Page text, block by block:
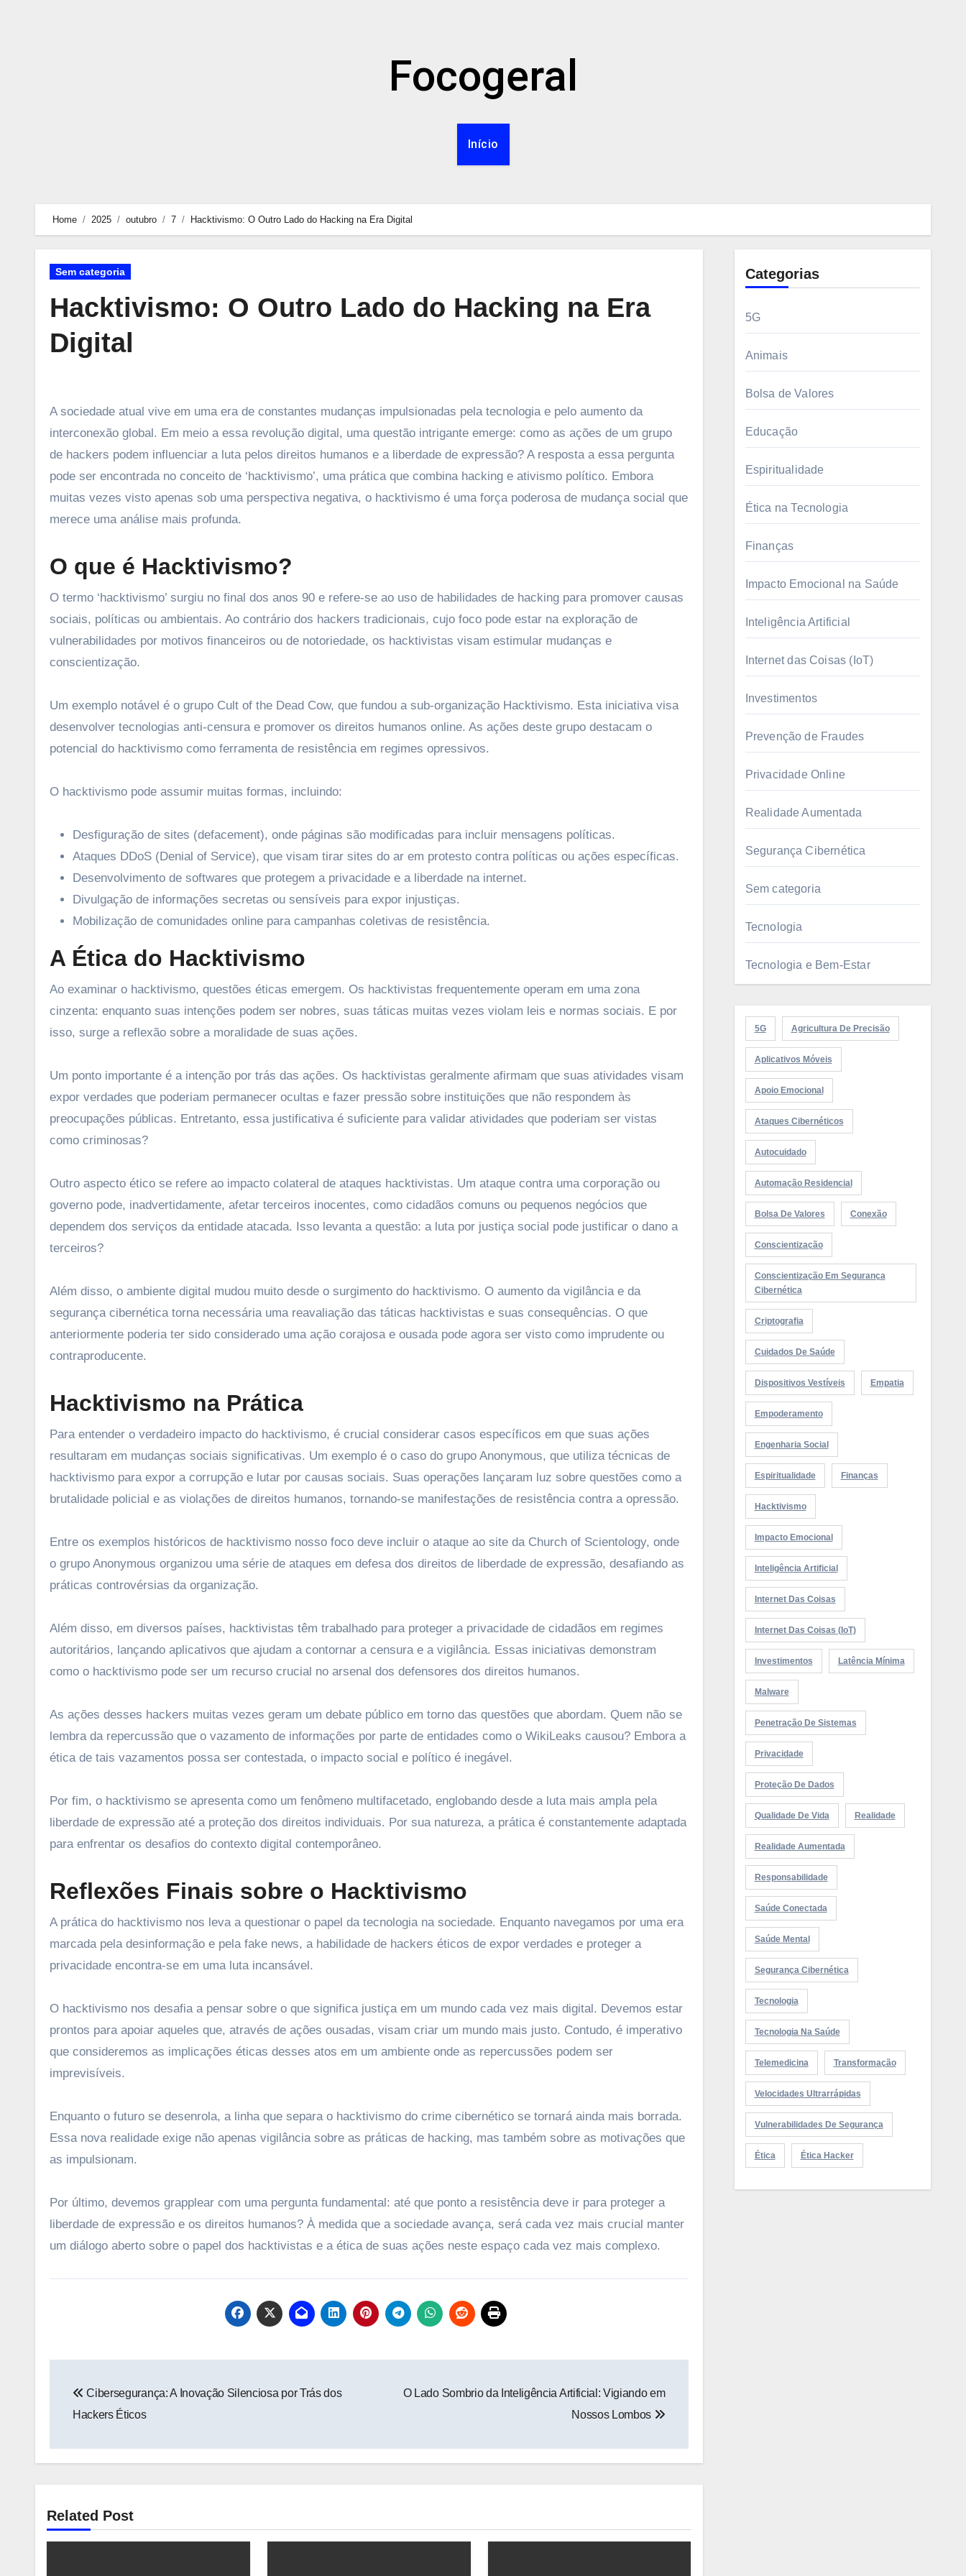
Focogeral
Início
Home 2025 outubro 7 Hacktivismo: O Outro Lado do Hacking na Era Digital
Sem categoria
Hacktivismo: O Outro Lado do Hacking na Era
Digital
A sociedade atual vive em uma era de constantes mudanças impulsionadas pela tecnologia e pelo aumento da
interconexão global. Em meio a essa revolução digital, uma questão intrigante emerge: como as ações de um grupo
de hackers podem influenciar a luta pelos direitos humanos e a liberdade de expressão? A resposta a essa pergunta
pode ser encontrada no conceito de ‘hacktivismo’, uma prática que combina hacking e ativismo político. Embora
muitas vezes visto apenas sob uma perspectiva negativa, o hacktivismo é uma força poderosa de mudança social que
merece uma análise mais profunda.
O que é Hacktivismo?
O termo ‘hacktivismo’ surgiu no final dos anos 90 e refere-se ao uso de habilidades de hacking para promover causas
sociais, políticas ou ambientais. Ao contrário dos hackers tradicionais, cujo foco pode estar na exploração de
vulnerabilidades por motivos financeiros ou de notoriedade, os hacktivistas visam estimular mudanças e
conscientização.
Um exemplo notável é o grupo Cult of the Dead Cow, que fundou a sub-organização Hacktivismo. Esta iniciativa visa
desenvolver tecnologias anti-censura e promover os direitos humanos online. As ações deste grupo destacam o
potencial do hacktivismo como ferramenta de resistência em regimes opressivos.
O hacktivismo pode assumir muitas formas, incluindo:
Desfiguração de sites (defacement), onde páginas são modificadas para incluir mensagens políticas.
Ataques DDoS (Denial of Service), que visam tirar sites do ar em protesto contra políticas ou ações específicas.
Desenvolvimento de softwares que protegem a privacidade e a liberdade na internet.
Divulgação de informações secretas ou sensíveis para expor injustiças.
Mobilização de comunidades online para campanhas coletivas de resistência.
A Ética do Hacktivismo
Ao examinar o hacktivismo, questões éticas emergem. Os hacktivistas frequentemente operam em uma zona
cinzenta: enquanto suas intenções podem ser nobres, suas táticas muitas vezes violam leis e normas sociais. E por
isso, surge a reflexão sobre a moralidade de suas ações.
Um ponto importante é a intenção por trás das ações. Os hacktivistas geralmente afirmam que suas atividades visam
expor verdades que poderiam permanecer ocultas e fazer pressão sobre instituições que não respondem às
preocupações públicas. Entretanto, essa justificativa é suficiente para validar atividades que poderiam ser vistas
como criminosas?
Outro aspecto ético se refere ao impacto colateral de ataques hacktivistas. Um ataque contra uma corporação ou
governo pode, inadvertidamente, afetar terceiros inocentes, como cidadãos comuns ou pequenos negócios que
dependem dos serviços da entidade atacada. Isso levanta a questão: a luta por justiça social pode justificar o dano a
terceiros?
Além disso, o ambiente digital mudou muito desde o surgimento do hacktivismo. O aumento da vigilância e da
segurança cibernética torna necessária uma reavaliação das táticas hacktivistas e suas consequências. O que
anteriormente poderia ter sido considerado uma ação corajosa e ousada pode agora ser visto como imprudente ou
contraproducente.
Hacktivismo na Prática
Para entender o verdadeiro impacto do hacktivismo, é crucial considerar casos específicos em que suas ações
resultaram em mudanças sociais significativas. Um exemplo é o caso do grupo Anonymous, que utiliza técnicas de
hacktivismo para expor a corrupção e lutar por causas sociais. Suas operações lançaram luz sobre questões como a
brutalidade policial e as violações de direitos humanos, tornando-se manifestações de resistência contra a opressão.
Entre os exemplos históricos de hacktivismo nosso foco deve incluir o ataque ao site da Church of Scientology, onde
o grupo Anonymous organizou uma série de ataques em defesa dos direitos de liberdade de expressão, desafiando as
práticas controvérsias da organização.
Além disso, em diversos países, hacktivistas têm trabalhado para proteger a privacidade de cidadãos em regimes
autoritários, lançando aplicativos que ajudam a contornar a censura e a vigilância. Essas iniciativas demonstram
como o hacktivismo pode ser um recurso crucial no arsenal dos defensores dos direitos humanos.
As ações desses hackers muitas vezes geram um debate público em torno das questões que abordam. Quem não se
lembra da repercussão que o vazamento de informações por parte de entidades como o WikiLeaks causou? Embora a
ética de tais vazamentos possa ser contestada, o impacto social e político é inegável.
Por fim, o hacktivismo se apresenta como um fenômeno multifacetado, englobando desde a luta mais ampla pela
liberdade de expressão até a proteção dos direitos individuais. Por sua natureza, a prática é constantemente adaptada
para enfrentar os desafios do contexto digital contemporâneo.
Reflexões Finais sobre o Hacktivismo
A prática do hacktivismo nos leva a questionar o papel da tecnologia na sociedade. Enquanto navegamos por uma era
marcada pela desinformação e pela fake news, a habilidade de hackers éticos de expor verdades e proteger a
privacidade encontra-se em uma luta incansável.
O hacktivismo nos desafia a pensar sobre o que significa justiça em um mundo cada vez mais digital. Devemos estar
prontos para apoiar aqueles que, através de ações ousadas, visam criar um mundo mais justo. Contudo, é imperativo
que consideremos as implicações éticas desses atos em um ambiente onde as repercussões podem ser
imprevisíveis.
Enquanto o futuro se desenrola, a linha que separa o hacktivismo do crime cibernético se tornará ainda mais borrada.
Essa nova realidade exige não apenas vigilância sobre as práticas de hacking, mas também sobre as motivações que
as impulsionam.
Por último, devemos grapplear com uma pergunta fundamental: até que ponto a resistência deve ir para proteger a
liberdade de expressão e os direitos humanos? À medida que a sociedade avança, será cada vez mais crucial manter
um diálogo aberto sobre o papel dos hacktivistas e a ética de suas ações neste espaço cada vez mais complexo.
de
Cibersegurança: A Inovação Silenciosa por Trás dos
Hackers Éticos
O Lado Sombrio da Inteligência Artificial: Vigiando em
Nossos Lombos
Related Post
Categorias
5G
Animais
Bolsa de Valores
Educação
Espiritualidade
Ética na Tecnologia
Finanças
Impacto Emocional na Saúde
Inteligência Artificial
Internet das Coisas (IoT)
Investimentos
Prevenção de Fraudes
Privacidade Online
Realidade Aumentada
Segurança Cibernética
Sem categoria
Tecnologia
Tecnologia e Bem-Estar
5G Agricultura De Precisão
Aplicativos Móveis
Apoio Emocional
Ataques Cibernéticos
Autocuidado
Automação Residencial
Bolsa De Valores Conexão
Conscientização
Conscientização Em Segurança
Cibernética
Criptografia
Cuidados De Saúde
Dispositivos Vestíveis Empatia
Empoderamento
Engenharia Social
Espiritualidade Finanças
Hacktivismo
Impacto Emocional
Inteligência Artificial
Internet Das Coisas
Internet Das Coisas (IoT)
Investimentos Latência Mínima
Malware
Penetração De Sistemas
Privacidade
Proteção De Dados
Qualidade De Vida Realidade
Realidade Aumentada
Responsabilidade
Saúde Conectada
Saúde Mental
Segurança Cibernética
Tecnologia
Tecnologia Na Saúde
Telemedicina Transformação
Velocidades Ultrarrápidas
Vulnerabilidades De Segurança
Ética Ética Hacker